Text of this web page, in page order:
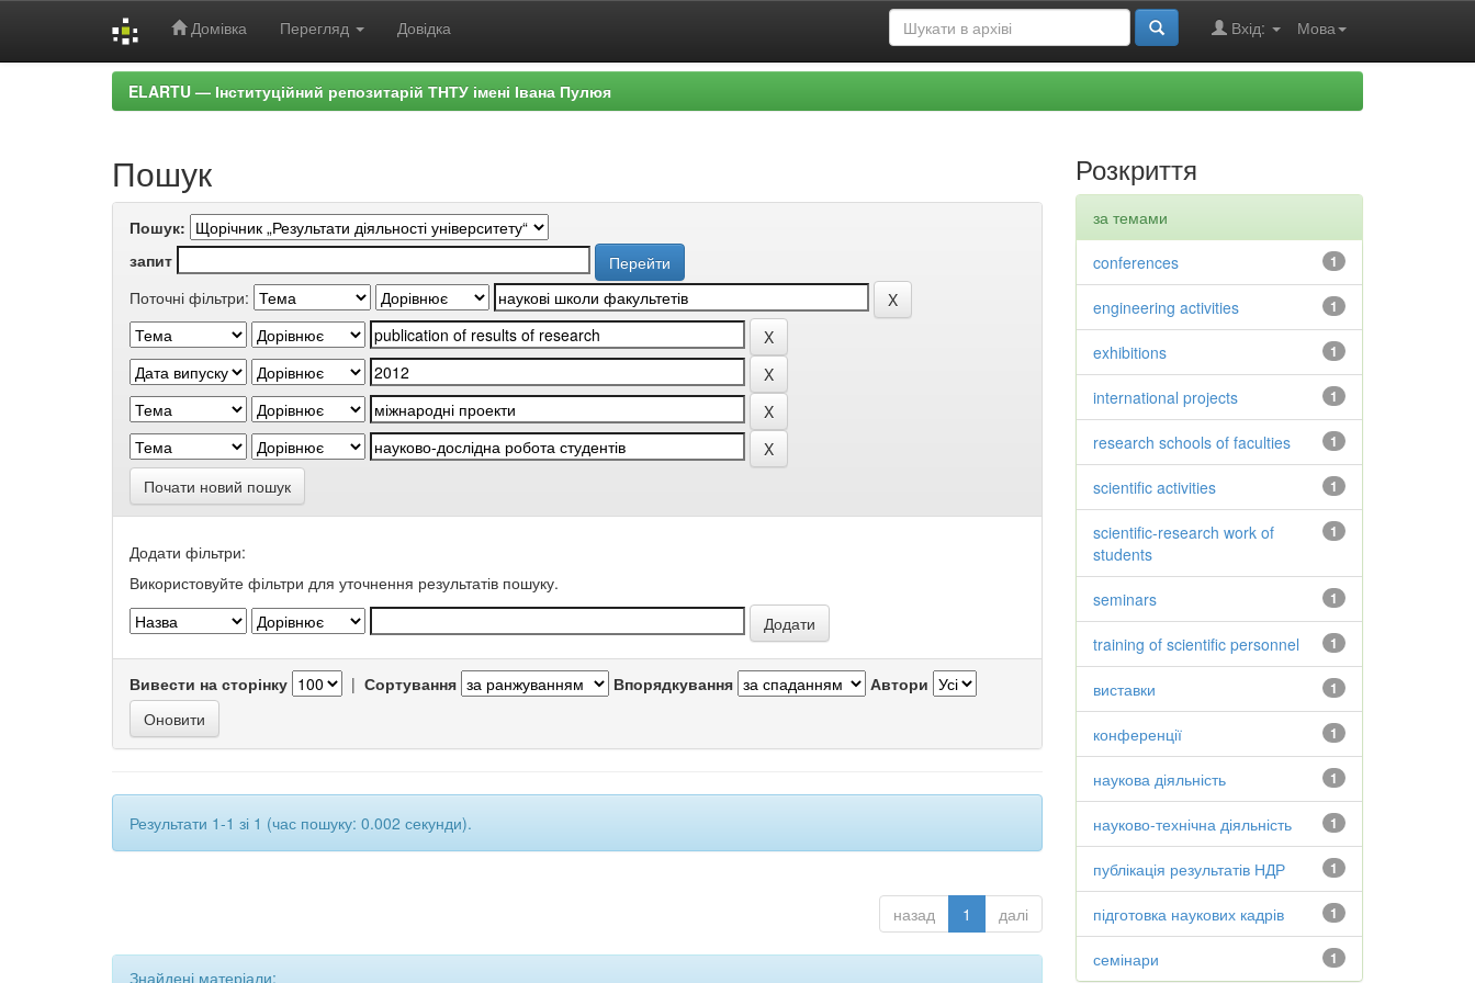
Домівка Перегляд Довідка Мова
Вхід:
ELARTU — Інституційний репозитарій ТНТУ імені Івана Пулюя
Пошук
Пошук:
запит
Поточні фільтри:
Почати новий пошук
Додати фільтри:
Використовуйте фільтри для уточнення результатів пошуку.
Вивести на сторінку | Сортування Впорядкування Автори
Результати 1-1 зі 1 (час пошуку: 0.002 секунди).
назад 1 далі
Знайдені матеріали:
Розкриття
за темами
1
conferences
1
engineering activities
1
exhibitions
1
international projects
1
research schools of faculties
1
scientific activities
1
scientific-research work of
students
1
seminars
1
training of scientific personnel
1
виставки
1
конференції
1
наукова діяльність
1
науково-технічна діяльність
1
публікація результатів НДР
1
підготовка наукових кадрів
1
семінари